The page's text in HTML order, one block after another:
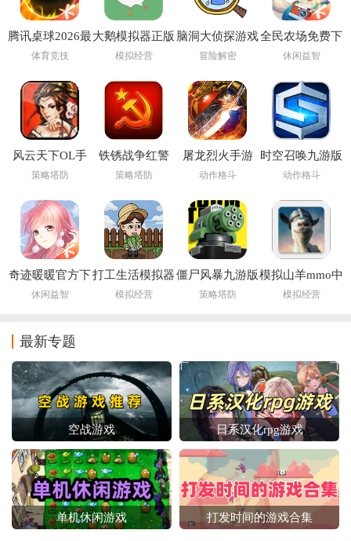
腾讯桌球2026最
新版
体育竞技
大鹅模拟器正版
免费下载手机版
模拟经营
脑洞大侦探游戏
下载
冒险解密
全民农场免费下
载最新版本
休闲益智
风云天下OL手
游
策略塔防
铁锈战争红警
3mod
策略塔防
屠龙烈火手游
动作格斗
时空召唤九游版
动作格斗
奇迹暖暖官方下
载最新版
休闲益智
打工生活模拟器
免广告最新版
模拟经营
僵尸风暴九游版
策略塔防
模拟山羊mmo中
文版下载(Goat
模拟经营
最新专题
空战游戏 日系汉化rpg游戏
单机休闲游戏 打发时间的游戏合集